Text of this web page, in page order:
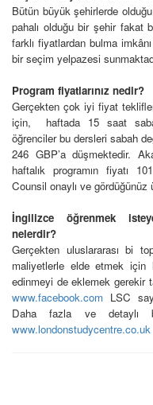
Bütün büyük şehirlerde
pahalı olduğu bir şehir fakat
farklı fiyatlardan bulma
bir seçim yelpazesi
Program fiyatlarınız nedir?
Gerçekten çok iyi fiyat
için,
haftada 15 saat
öğrenciler bu dersleri sabah
246 GBP’a düşmektedir.
haftalık programın fiyatı
Counsil onaylı ve
İngilizce öğrenmek
nelerdir?
Gerçekten uluslararası bi
maliyetlerle elde etmek
edinmeyi de eklemek gerekir
www.facebook.com LSC
Daha fazla ve detaylı
www.londonstudycentre.co.uk